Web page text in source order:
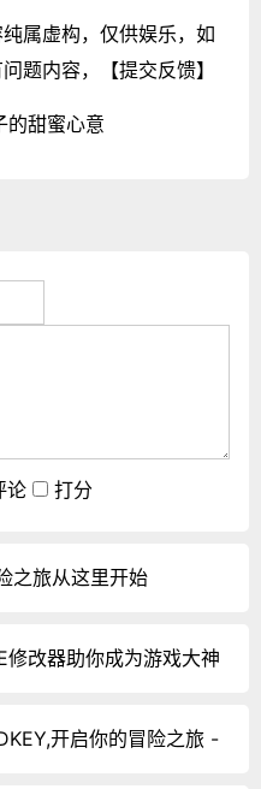
属虚构，仅供娱乐，如
题内容，
【提交反馈】
的甜蜜心意
论 打分
之旅从这里开始
改器助你成为游戏大神
开启你的冒险之旅 -